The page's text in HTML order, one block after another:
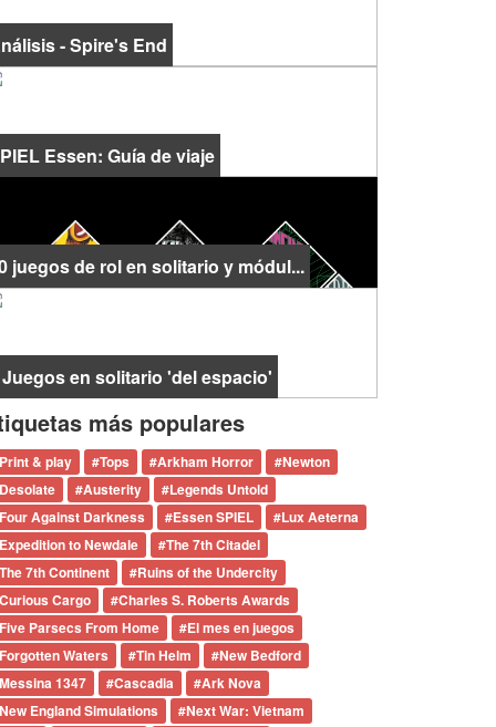
- Spire's End
Essen: Guía de viaje
juegos de rol en solitario y módul...
en solitario 'del espacio'
más populares
& play #Tops #Arkham Horror #Newton
#Austerity #Legends Untold
Against Darkness #Essen SPIEL #Lux Aeterna
to Newdale #The 7th Citadel
7th Continent #Ruins of the Undercity
Cargo #Charles S. Roberts Awards
Parsecs From Home #El mes en juegos
Waters #Tin Helm #New Bedford
1347 #Cascadia #Ark Nova
England Simulations #Next War: Vietnam